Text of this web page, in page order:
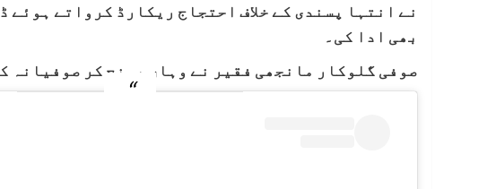
نے انتہا پسندی کے خلاف احتجاج ریکارڈ کرواتے
بھی ادا کی۔
صوفی گلوکار مانجھی فقیر نے وہاں پہنچ کر صوفیانہ